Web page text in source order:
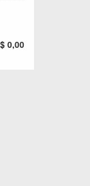
0,00